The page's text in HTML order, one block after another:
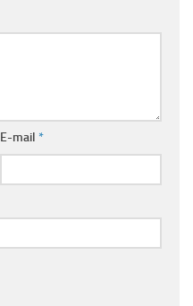
E-mail *